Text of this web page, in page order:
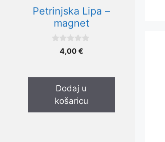
Petrinjska Lipa –
magnet
4,00€
Dodaj u
košaricu